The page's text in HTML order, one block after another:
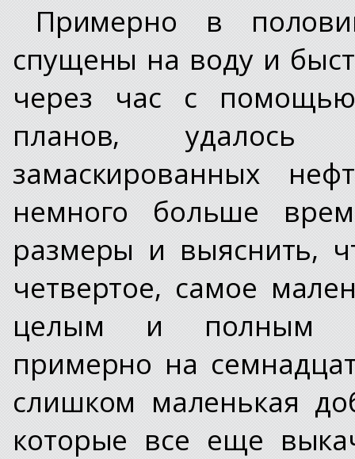
Примерно в
спущены на воду и
через час с
планов, удалось
замаскированных
немного больше
размеры и выяснить,
четвертое, самое
целым и полным
примерно на
слишком маленькая
которые все еще